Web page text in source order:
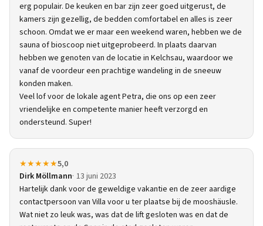
erg populair. De keuken en bar zijn zeer goed uitgerust, de
kamers zijn gezellig, de bedden comfortabel en alles is zeer
schoon. Omdat we er maar een weekend waren, hebben we de
sauna of bioscoop niet uitgeprobeerd. In plaats daarvan
hebben we genoten van de locatie in Kelchsau, waardoor we
vanaf de voordeur een prachtige wandeling in de sneeuw
konden maken.
Veel lof voor de lokale agent Petra, die ons op een zeer
vriendelijke en competente manier heeft verzorgd en
ondersteund. Super!
★★★★★5,0
Dirk Möllmann 13 juni 2023
Hartelijk dank voor de geweldige vakantie en de zeer aardige
contactpersoon van Villa voor u ter plaatse bij de mooshäusle.
Wat niet zo leuk was, was dat de lift gesloten was en dat de